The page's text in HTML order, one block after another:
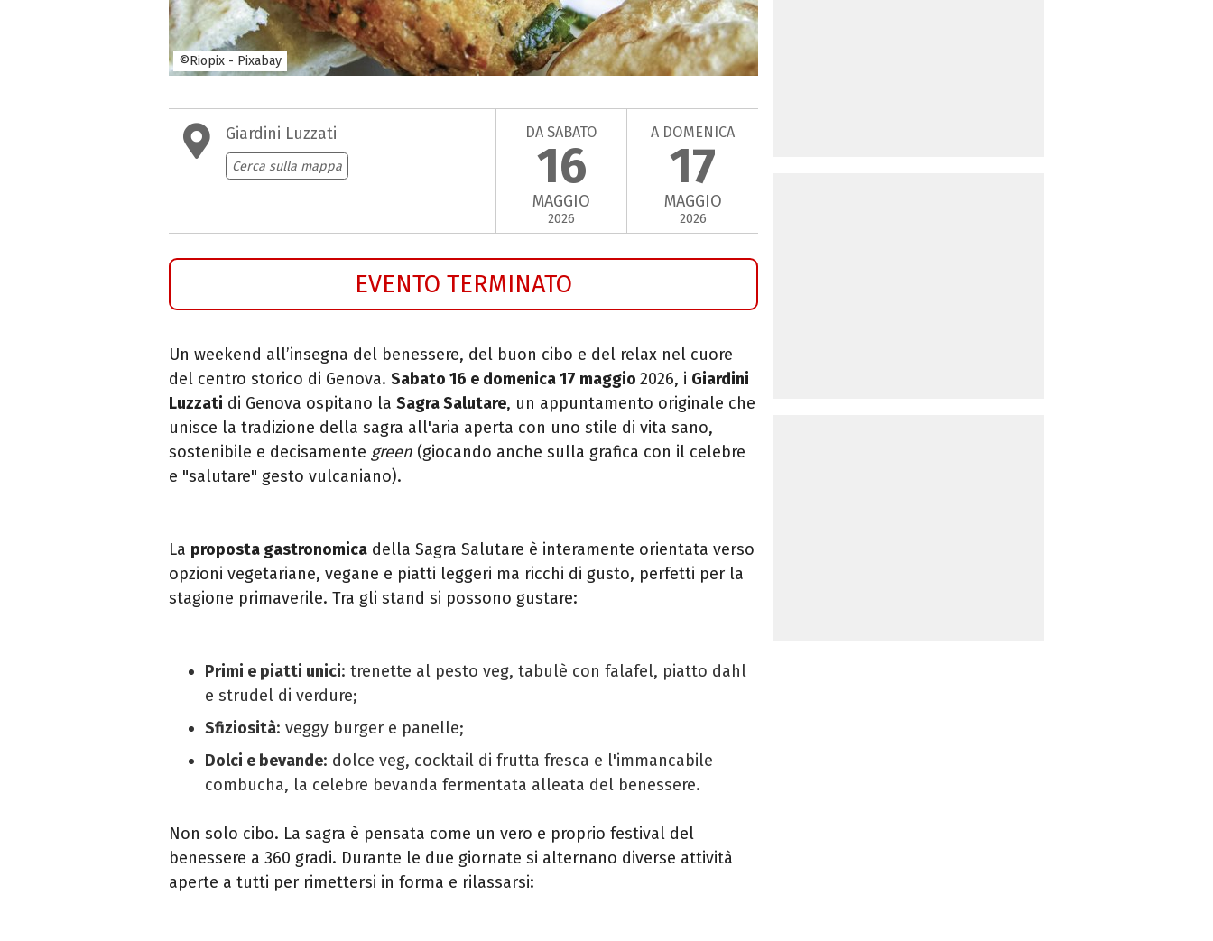
©Riopix - Pixabay
Giardini Luzzati
Cerca sulla mappa
DA SABATO
16
MAGGIO
2026
A DOMENICA
17
MAGGIO
2026
EVENTO TERMINATO
Un weekend all’insegna del benessere, del buon cibo e del relax nel cuore
del centro storico di Genova. Sabato 16 e domenica 17 maggio 2026, i Giardini
Luzzati di Genova ospitano la Sagra Salutare, un appuntamento originale che
unisce la tradizione della sagra all'aria aperta con uno stile di vita sano,
sostenibile e decisamente green (giocando anche sulla grafica con il celebre
e "salutare" gesto vulcaniano).
La proposta gastronomica della Sagra Salutare è interamente orientata verso
opzioni vegetariane, vegane e piatti leggeri ma ricchi di gusto, perfetti per la
stagione primaverile. Tra gli stand si possono gustare:
Primi e piatti unici: trenette al pesto veg, tabulè con falafel, piatto dahl
e strudel di verdure;
Sfiziosità: veggy burger e panelle;
Dolci e bevande: dolce veg, cocktail di frutta fresca e l'immancabile
combucha, la celebre bevanda fermentata alleata del benessere.
Non solo cibo. La sagra è pensata come un vero e proprio festival del
benessere a 360 gradi. Durante le due giornate si alternano diverse attività
aperte a tutti per rimettersi in forma e rilassarsi: